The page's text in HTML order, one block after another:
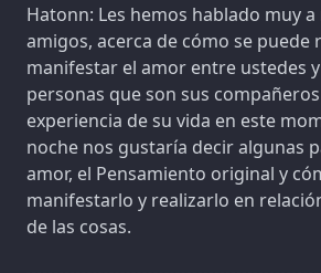
Hatonn: Les hemos hablado muy
amigos, acerca de cómo se puede
manifestar el amor entre ustedes
personas que son sus
experiencia de su vida en este
noche nos gustaría decir algunas
amor, el Pensamiento original y
manifestarlo y realizarlo en
de las cosas.